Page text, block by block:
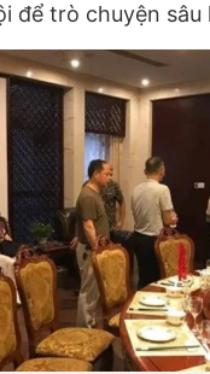
để trò chuyện sâu